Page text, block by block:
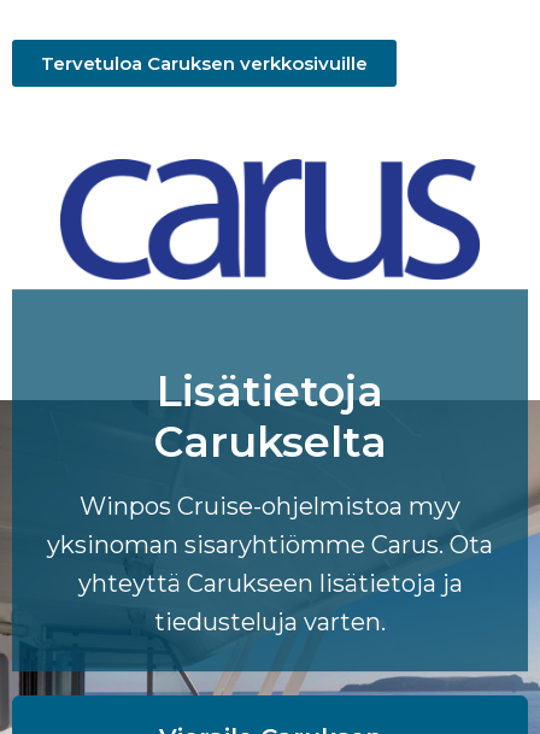
Tervetuloa Caruksen verkkosivuille
Lisätietoja
Carukselta
Winpos Cruise-ohjelmistoa myy
yksinoman sisaryhtiömme Carus. Ota
yhteyttä Carukseen lisätietoja ja
tiedusteluja varten.